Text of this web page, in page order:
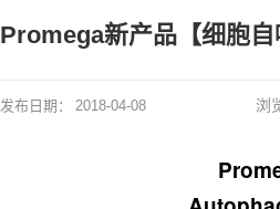
Promega新产品【细胞自
发布日期： 2018-04-08 浏